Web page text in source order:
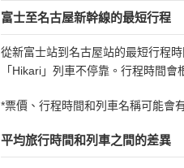
富士至名古屋新幹線的最短行程
從新富士站到名古屋站的最短行程
「Hikari」列車不停靠。行程時間
*票價、行程時間和列車名稱可能會
平均旅行時間和列車之間的差異